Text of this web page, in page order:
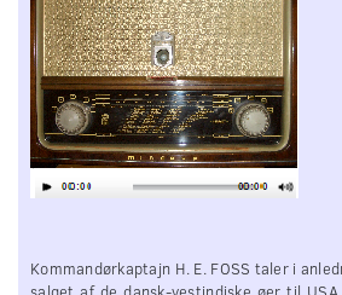
Kommandørkaptajn H. E. FOSS taler i